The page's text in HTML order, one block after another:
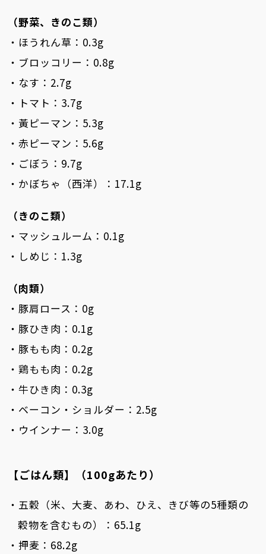
（野菜、きのこ類）
・ほうれん草：0.3g
・ブロッコリー：0.8g
・なす：2.7g
・トマト：3.7g
・黃ピーマン：5.3g
・赤ピーマン：5.6g
・ごぼう：9.7g
・かぼちゃ（西洋）：17.1g
（きのこ類）
・マッシュルーム：0.1g
・しめじ：1.3g
（肉類）
・豚肩ロース：0g
・豚ひき肉：0.1g
・豚もも肉：0.2g
・鶏もも肉：0.2g
・牛ひき肉：0.3g
・ベーコン・ショルダー：2.5g
・ウインナー：3.0g
【ごはん類】（100gあたり）
・五穀（米、大麦、あわ、ひえ、きび等の5種類の
穀物を含むもの）：65.1g
・押麦：68.2g